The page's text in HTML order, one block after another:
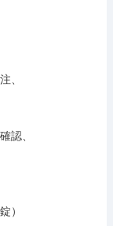
、
認、
）